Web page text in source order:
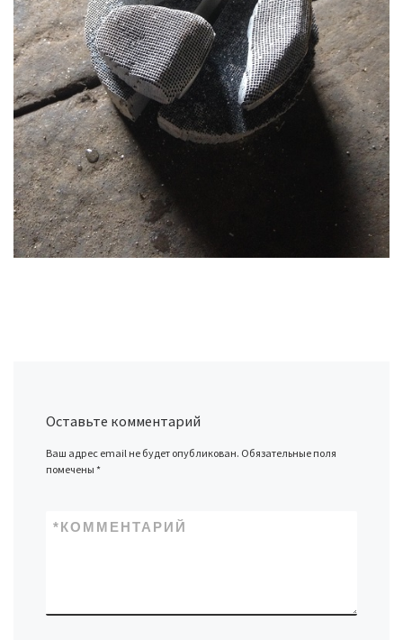
Оставьте комментарий
Ваш адрес email не будет опубликован. Обязательные поля
помечены*
КОММЕНТАРИЙ
*